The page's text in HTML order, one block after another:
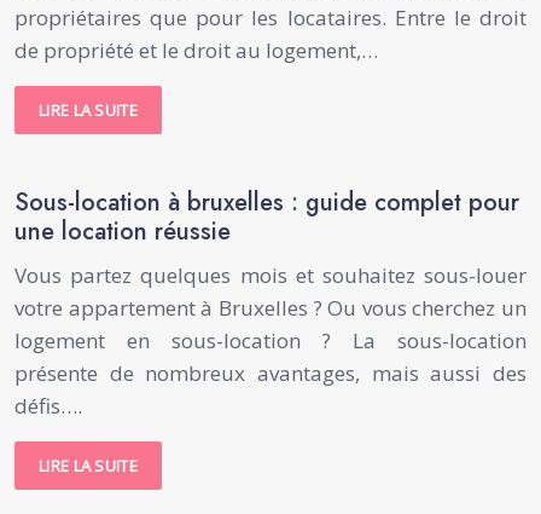
propriétaires que pour les locataires. Entre le droit
de propriété et le droit au logement,…
LIRE LA SUITE
Sous-location à bruxelles : guide complet pour
une location réussie
Vous partez quelques mois et souhaitez sous-louer
votre appartement à Bruxelles ? Ou vous cherchez un
logement en sous-location ? La sous-location
présente de nombreux avantages, mais aussi des
défis….
LIRE LA SUITE